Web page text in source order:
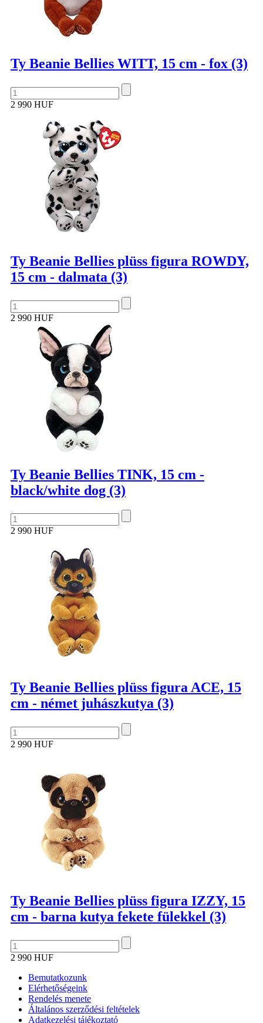
Ty Beanie Bellies WITT, 15 cm - fox (3)
2 990 HUF
Ty Beanie Bellies plüss figura ROWDY,
15 cm - dalmata (3)
2 990 HUF
Ty Beanie Bellies TINK, 15 cm -
black/white dog (3)
2 990 HUF
Ty Beanie Bellies plüss figura ACE, 15
cm - német juhászkutya (3)
2 990 HUF
Ty Beanie Bellies plüss figura IZZY, 15
cm - barna kutya fekete fülekkel (3)
2 990 HUF
Bemutatkozunk
Elérhetőségeink
Rendelés menete
Általános szerződési feltételek
Adatkezelési tájékoztató